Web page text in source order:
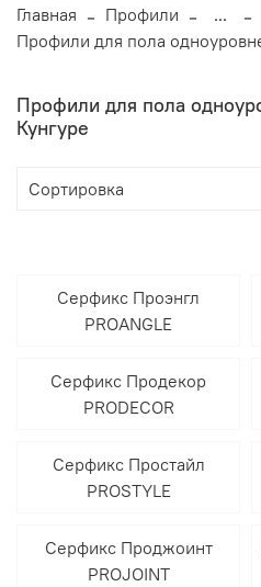
Главная Профили
...
Профили для пола
Профили для пола
Кунгуре
Серфикс Проэнгл
PROANGLE
Серфикс Продекор
PRODECOR
Серфикс Простайл
PROSTYLE
Серфикс Проджоинт
PROJOINT